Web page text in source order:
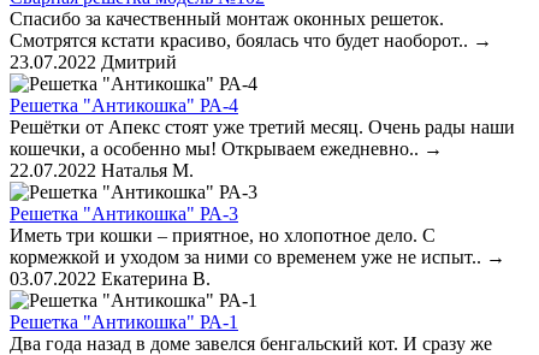
Спасибо за качественный монтаж оконных решеток.
Смотрятся кстати красиво, боялась что будет наоборот.. →
23.07.2022 Дмитрий
Решетка "Антикошка" РА-4
Решётки от Апекс стоят уже третий месяц. Очень рады наши
кошечки, а особенно мы! Открываем ежедневно.. →
22.07.2022 Наталья М.
Решетка "Антикошка" РА-3
Иметь три кошки – приятное, но хлопотное дело. С
кормежкой и уходом за ними со временем уже не испыт.. →
03.07.2022 Екатерина В.
Решетка "Антикошка" РА-1
Два года назад в доме завелся бенгальский кот. И сразу же